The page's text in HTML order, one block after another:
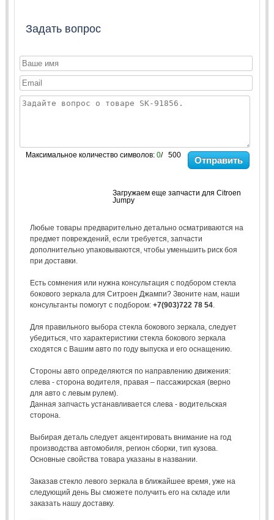
Задать вопрос
Максимальное количество символов: 0/ 500 Отправить
Загружаем еще запчасти для Citroen
Jumpy
Любые товары предварительно детально осматриваются на
предмет повреждений, если требуется, запчасти
дополнительно упаковываются, чтобы уменьшить риск боя
при доставки.
Есть сомнения или нужна консультация с подбором стекла
бокового зеркала для Ситроен Джампи? Звоните нам, наши
консультанты помогут с подбором: +7(903)722 78 54.
Для правильного выбора стекла бокового зеркала, следует
убедиться, что характеристики стекла бокового зеркала
сходятся с Вашим авто по году выпуска и его оснащению.
Стороны авто определяются по направлению движения:
слева - сторона водителя, правая – пассажирская (верно
для авто с левым рулем).
Данная запчасть устанавливается слева - водительская
сторона.
Выбирая деталь следует акцентировать внимание на год
производства автомобиля, регион сборки, тип кузова.
Основные свойства товара указаны в названии.
Заказав стекло левого зеркала в ближайшее время, уже на
следующий день Вы сможете получить его на складе или
заказать нашу доставку.